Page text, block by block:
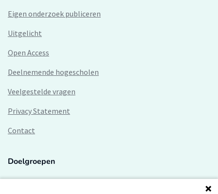
Eigen onderzoek publiceren
Uitgelicht
Open Access
Deelnemende hogescholen
Veelgestelde vragen
Privacy Statement
Contact
Doelgroepen